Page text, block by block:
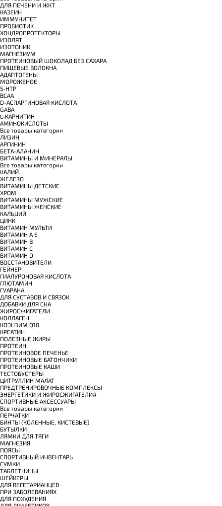
ДЛЯ ПЕЧЕНИ И ЖКТ
КАЗЕИН
ИММУНИТЕТ
ПРОБИОТИК
ХОНДРОПРОТЕКТОРЫ
ИЗОЛЯТ
ИЗОТОНИК
МАГНЕЗИУМ
ПРОТЕИНОВЫЙ ШОКОЛАД БЕЗ САХАРА
ПИЩЕВЫЕ ВОЛОКНА
АДАПТОГЕНЫ
МОРОЖЕНОЕ
5-HTP
BCAA
D-АСПАРГИНОВАЯ КИСЛОТА
GABA
L-КАРНИТИН
АМИНОКИСЛОТЫ
Все товары категории
ЛИЗИН
АРГИНИН
БЕТА-АЛАНИН
ВИТАМИНЫ И МИНЕРАЛЫ
Все товары категории
КАЛИЙ
ЖЕЛЕЗО
ВИТАМИНЫ ДЕТСКИЕ
ХРОМ
ВИТАМИНЫ МУЖСКИЕ
ВИТАМИНЫ ЖЕНСКИЕ
КАЛЬЦИЙ
ЦИНК
ВИТАМИН МУЛЬТИ
ВИТАМИН A E
ВИТАМИН B
ВИТАМИН C
ВИТАМИН D
ВОССТАНОВИТЕЛИ
ГЕЙНЕР
ГИАЛУРОНОВАЯ КИСЛОТА
ГЛЮТАМИН
ГУАРАНА
ДЛЯ СУСТАВОВ И СВЯЗОК
ДОБАВКИ ДЛЯ СНА
ЖИРОСЖИГАТЕЛИ
КОЛЛАГЕН
КОЭНЗИМ Q10
КРЕАТИН
ПОЛЕЗНЫЕ ЖИРЫ
ПРОТЕИН
ПРОТЕИНОВОЕ ПЕЧЕНЬЕ
ПРОТЕИНОВЫЕ БАТОНЧИКИ
ПРОТЕИНОВЫЕ КАШИ
ТЕСТОБУСТЕРЫ
ЦИТРУЛЛИН МАЛАТ
ПРЕДТРЕНИРОВОЧНЫЕ КОМПЛЕКСЫ
ЭНЕРГЕТИКИ И ЖИРОСЖИГАТЕЛИ#
СПОРТИВНЫЕ АКСЕССУАРЫ
Все товары категории
ПЕРЧАТКИ
БИНТЫ (КОЛЕННЫЕ, КИСТЕВЫЕ)
БУТЫЛКИ
ЛЯМКИ ДЛЯ ТЯГИ
МАГНЕЗИЯ
ПОЯСЫ
СПОРТИВНЫЙ ИНВЕНТАРЬ
СУМКИ
ТАБЛЕТНИЦЫ
ШЕЙКЕРЫ
ДЛЯ ВЕГЕТАРИАНЦЕВ
ПРИ ЗАБОЛЕВАНИЯХ
ДЛЯ ПОХУДЕНИЯ